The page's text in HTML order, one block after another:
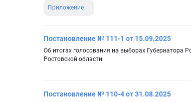
Приложение
Постановление № 111-1 от 15.09.2025
Об итогах голосования на выборах Губернатора
Ростовской области
Постановление № 110-4 от 31.08.2025